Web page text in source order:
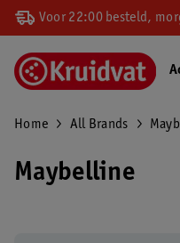
Voor 22:00 besteld,
Home All Brands
Maybelline